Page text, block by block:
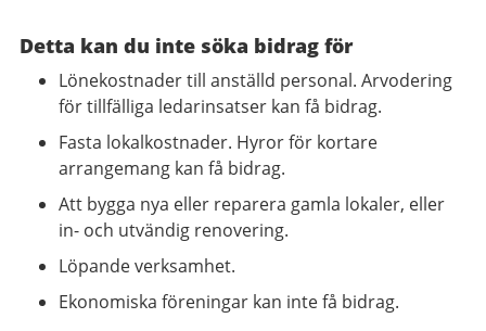
Detta kan du inte söka bidrag för
Lönekostnader till anställd personal. Arvodering
för tillfälliga ledarinsatser kan få bidrag.
Fasta lokalkostnader. Hyror för kortare
arrangemang kan få bidrag.
Att bygga nya eller reparera gamla lokaler, eller
in- och utvändig renovering.
Löpande verksamhet.
Ekonomiska föreningar kan inte få bidrag.